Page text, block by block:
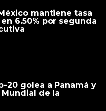
mantiene tasa
6.50% por segunda
20 golea a Panamá y
de la